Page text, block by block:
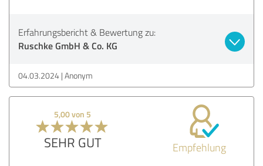
Erfahrungsbericht & Bewertung zu:
Ruschke GmbH & Co. KG
04.03.2024 Anonym
5,00 von 5
SEHR GUT Empfehlung